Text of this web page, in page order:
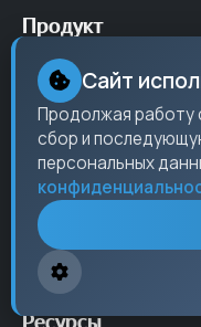
Продукт
Возможности
Тарифы
API
Обновления
Сайт
Продолжая работу
сбор и
персональных